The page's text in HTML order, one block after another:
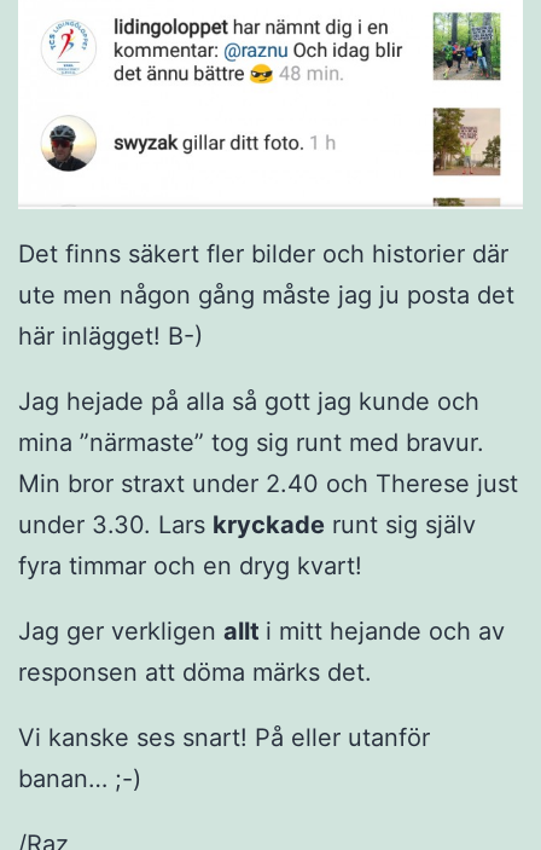
Det finns säkert fler bilder och historier där
ute men någon gång måste jag ju posta det
här inlägget! B-)
Jag hejade på alla så gott jag kunde och
mina ”närmaste” tog sig runt med bravur.
Min bror straxt under 2.40 och Therese just
under 3.30. Lars kryckade runt sig själv
fyra timmar och en dryg kvart!
Jag ger verkligen allt i mitt hejande och av
responsen att döma märks det.
Vi kanske ses snart! På eller utanför
banan… ;-)